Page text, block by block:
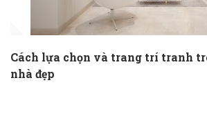
Cách lựa chọn và trang trí tranh
nhà đẹp